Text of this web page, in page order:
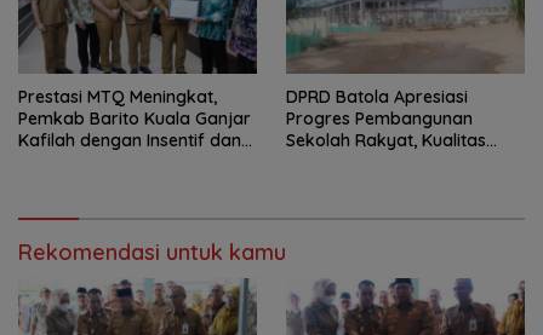
Prestasi MTQ Meningkat,
Pemkab Barito Kuala Ganjar
Kafilah dengan Insentif dan
DPRD Batola Apresiasi
Progres Pembangunan
Sekolah Rakyat, Kualitas
Rekomendasi untuk kamu